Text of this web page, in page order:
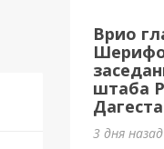
4 часа
Врио
штаба
3 дня